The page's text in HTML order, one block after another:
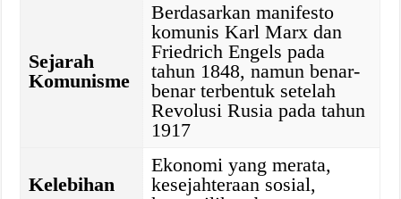
Sejarah
Komunisme
Berdasarkan manifesto
komunis Karl Marx dan
Friedrich Engels pada
tahun 1848, namun benar-
benar terbentuk setelah
Revolusi Rusia pada tahun
1917
Kelebihan
Ekonomi yang merata,
kesejahteraan sosial,